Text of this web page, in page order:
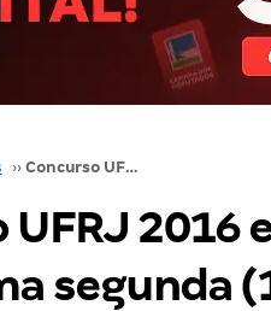
›› Concurso UFRJ 2016 encerrará inscrições na próxima segunda (10/10)! Oferta de 128 vagas!
UFRJ 2016
segunda